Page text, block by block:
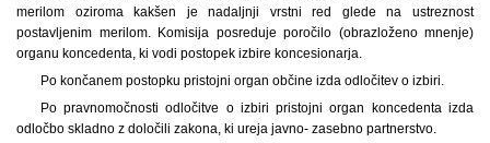
merilom oziroma kakšen je nadaljnji vrstni red glede na ustreznost
postavljenim merilom. Komisija posreduje poročilo (obrazloženo mnenje)
organu koncedenta, ki vodi postopek izbire koncesionarja.
Po končanem postopku pristojni organ občine izda odločitev o izbiri.
Po pravnomočnosti odločitve o izbiri pristojni organ koncedenta izda
odločbo skladno z določili zakona, ki ureja javno- zasebno partnerstvo.